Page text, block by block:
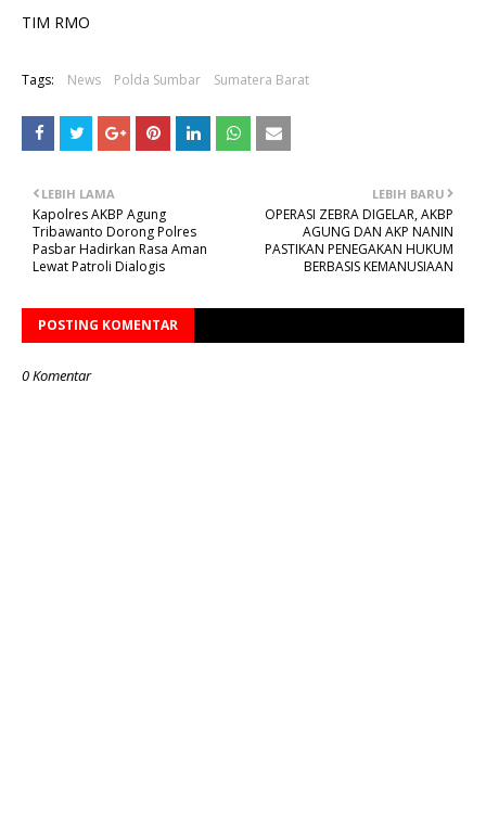
TIM RMO
Tags: News Polda Sumbar Sumatera Barat
LEBIH BARU
OPERASI ZEBRA DIGELAR, AKBP
AGUNG DAN AKP NANIN
PASTIKAN PENEGAKAN HUKUM
BERBASIS KEMANUSIAAN
LEBIH LAMA
Kapolres AKBP Agung
Tribawanto Dorong Polres
Pasbar Hadirkan Rasa Aman
Lewat Patroli Dialogis
POSTING KOMENTAR
0 Komentar